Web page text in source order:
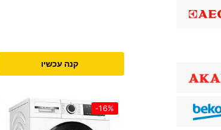
קנה עכשיו
-16%